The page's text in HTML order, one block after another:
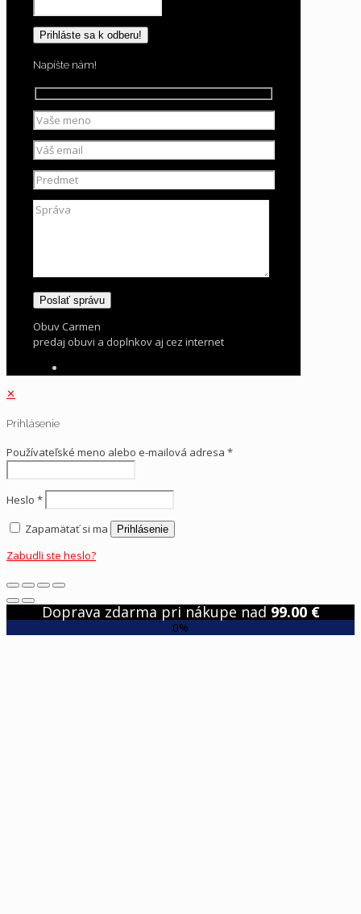
Napíšte nám!
Obuv Carmen
predaj obuvi a doplnkov aj cez internet
✕
Prihlásenie
Používateľské meno alebo e-mailová adresa *
Heslo *
Zapamätať si ma
Prihlásenie
Zabudli ste heslo?
Doprava zdarma pri nákupe nad 99.00 €
0%